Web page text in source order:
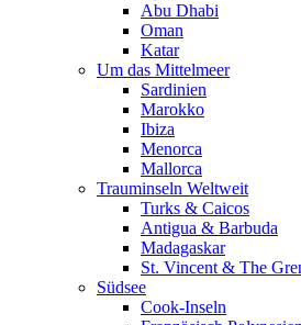
Abu Dhabi
Oman
Katar
Um das Mittelmeer
Sardinien
Marokko
Ibiza
Menorca
Mallorca
Trauminseln Weltweit
Turks & Caicos
Antigua & Barbuda
Madagaskar
St. Vincent & The
Südsee
Cook-Inseln